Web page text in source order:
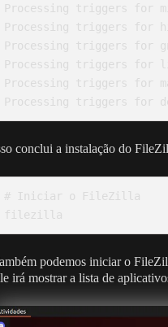
Processing triggers for
Processing triggers for
Processing triggers for
Processing triggers for
Processing triggers for
Processing triggers for
conclui a instalação do
# Iniciar o FileZilla
filezilla
podemos iniciar o
irá mostrar a lista de